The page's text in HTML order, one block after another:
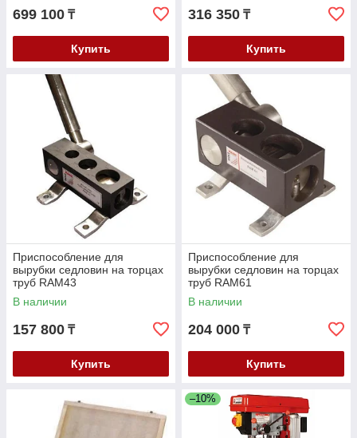
699 100 ₸
Купить
316 350 ₸
Купить
Приспособление для
вырубки седловин на торцах
труб RAM43
В наличии
157 800 ₸
Купить
Приспособление для
вырубки седловин на торцах
труб RAM61
В наличии
204 000 ₸
Купить
–10%